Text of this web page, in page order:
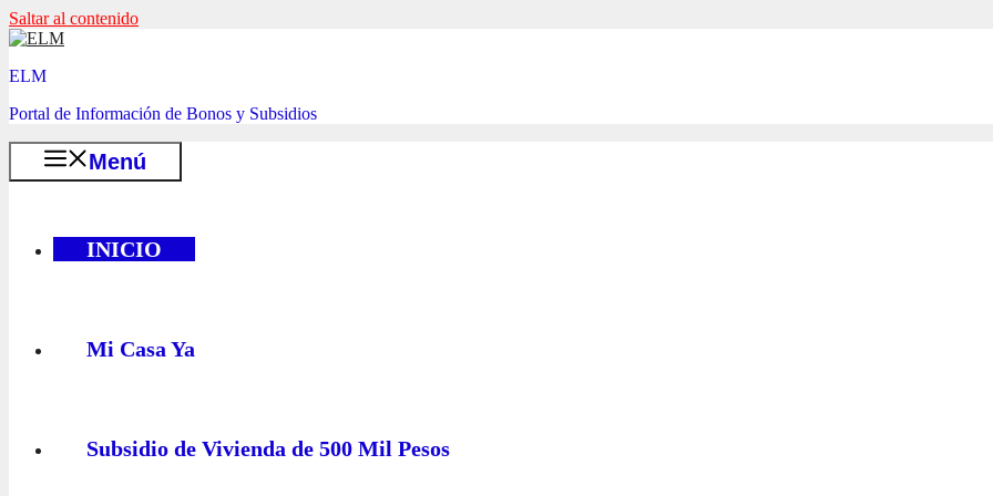
Saltar al contenido
ELM
Portal de Información de Bonos y Subsidios
Menú
INICIO
Mi Casa Ya
Subsidio de Vivienda de 500 Mil Pesos